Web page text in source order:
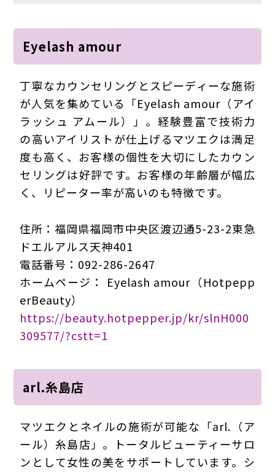
Eyelash amour
丁寧なカウンセリングとスピーディーな施術
が人気を集めている「Eyelash amour（アイ
ラッシュ アムール）」。経験豊富で技術力
の高いアイリストが仕上げるマツエクは満足
度も高く、お客様の個性を大切にしたカウン
セリングは好評です。お客様の年齢層が幅広
く、リピーター率が高いのも特徴です。
住所：福岡県福岡市中央区渡辺通5-23-2東急
ドエルアルス天神401
電話番号：092-286-2647
ホームページ： Eyelash amour（Hotpepp
erBeauty）
https://beauty.hotpepper.jp/kr/slnH000
309577/?cstt=1
arl.糸島店
マツエクとネイルの施術が可能な「arl.（ア
ール）糸島店」。トータルビューティーサロ
ンとして女性の美をサポートしています。シ